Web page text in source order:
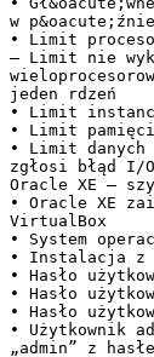
w
• Limit
– Limit nie
jeden rdzeń
• Limit
• Limit
• Limit danych
zgłosi błąd I/
Oracle XE –
• Oracle XE
VirtualBox
• System
• Instalacja z
• Hasło
• Hasło
• Hasło
• Użytkownik
„admin” z